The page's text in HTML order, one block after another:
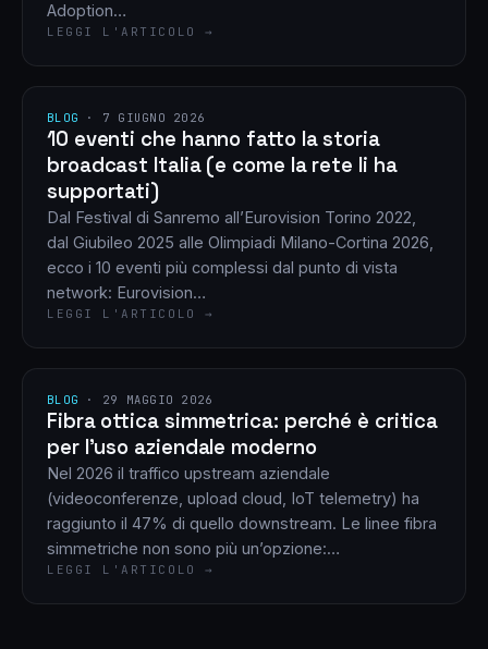
Adoption…
LEGGI L'ARTICOLO →
BLOG · 7 GIUGNO 2026
10 eventi che hanno fatto la storia
broadcast Italia (e come la rete li ha
supportati)
Dal Festival di Sanremo all’Eurovision Torino 2022,
dal Giubileo 2025 alle Olimpiadi Milano-Cortina 2026,
ecco i 10 eventi più complessi dal punto di vista
network: Eurovision…
LEGGI L'ARTICOLO →
BLOG · 29 MAGGIO 2026
Fibra ottica simmetrica: perché è critica
per l’uso aziendale moderno
Nel 2026 il traffico upstream aziendale
(videoconferenze, upload cloud, IoT telemetry) ha
raggiunto il 47% di quello downstream. Le linee fibra
simmetriche non sono più un’opzione:…
LEGGI L'ARTICOLO →